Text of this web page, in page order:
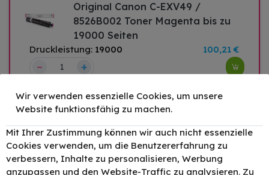
Original Canon C-EXV49 /
8526B002 Toner Magenta bis zu
19000 Seiten
Druckleistung: 19000 100,21 €
– +
Original Canon C-EXV49 /
8527B002 Toner Gelb bis zu 19000
Seiten
Druckleistung:19000 100,21 €
– +
Wir verwenden essenzielle Cookies, um unsere
Website funktionsfähig zu machen.
Mit Ihrer Zustimmung können wir auch nicht essenzielle
Cookies verwenden, um die Benutzererfahrung zu
verbessern, Inhalte zu personalisieren, Werbung
anzupassen und den Website-Traffic zu analysieren. Zu